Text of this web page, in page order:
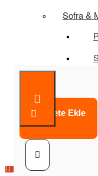
Sofra &
Temizlik
TV
Sepete Ekle
Çok Satılan Ürün
Çok Satılan Ürün
Çok Satılan Ürün
Çok Satılan Ürün
Çok Satılan Ürün